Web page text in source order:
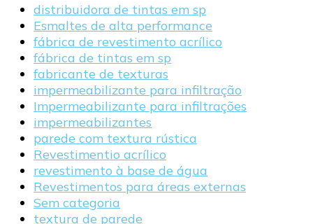
distribuidora de tintas em sp
Esmaltes de alta performance
fábrica de revestimento acrílico
fábrica de tintas em sp
fabricante de texturas
impermeabilizante para infiltração
Impermeabilizante para infiltrações
impermeabilizantes
parede com textura rústica
Revestimentio acrílico
revestimento à base de água
Revestimentos para áreas externas
Sem categoria
textura de parede